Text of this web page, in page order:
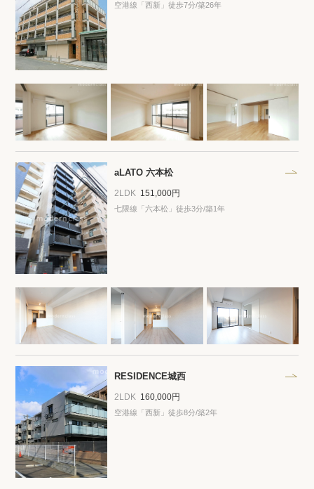
空港線「西新」徒歩7分/築26年
aLATO 六本松
2LDK 151,000円
七隈線「六本松」徒歩3分/築1年
RESIDENCE城西
2LDK 160,000円
空港線「西新」徒歩8分/築2年